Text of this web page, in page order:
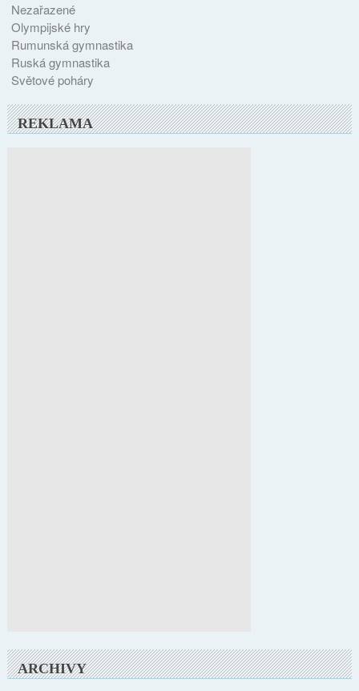
Nezařazené
Olympijské hry
Rumunská gymnastika
Ruská gymnastika
Světové poháry
REKLAMA
ARCHIVY